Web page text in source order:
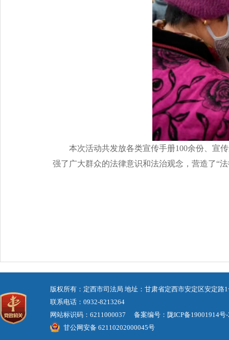
本次活动共发放各类宣传手册100余份、宣
强了广大群众的法律意识和法治观念，营造了“
版权所有：定西市司法局 地址：甘肃省定西市安定区安定路
联系电话：0932-8213264
网站标识码：6211000037 备案编号： 陇ICP备19001914号
甘公网安备 62110202000045号